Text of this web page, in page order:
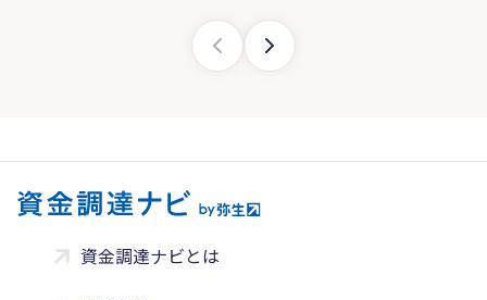
資金調達ナビとは